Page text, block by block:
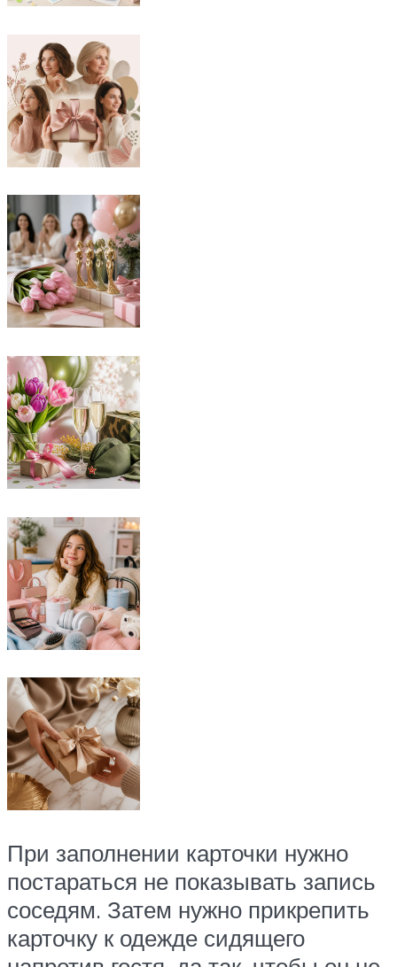
При заполнении карточки нужно
постараться не показывать запись
соседям. Затем нужно прикрепить
карточку к одежде сидящего